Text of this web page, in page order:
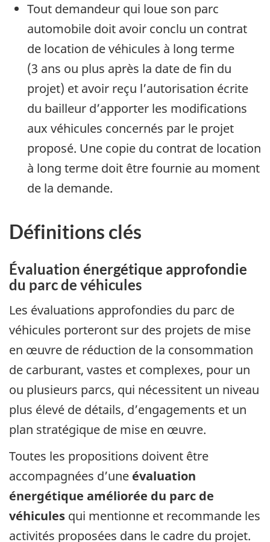
Tout demandeur qui loue son parc
automobile doit avoir conclu un contrat
de location de véhicules à long terme
(3 ans ou plus après la date de fin du
projet) et avoir reçu l’autorisation écrite
du bailleur d’apporter les modifications
aux véhicules concernés par le projet
proposé. Une copie du contrat de location
à long terme doit être fournie au moment
de la demande.
Définitions clés
Évaluation énergétique approfondie
du parc de véhicules
Les évaluations approfondies du parc de
véhicules porteront sur des projets de mise
en œuvre de réduction de la consommation
de carburant, vastes et complexes, pour un
ou plusieurs parcs, qui nécessitent un niveau
plus élevé de détails, d’engagements et un
plan stratégique de mise en œuvre.
Toutes les propositions doivent être
accompagnées d’une évaluation
énergétique améliorée du parc de
véhicules qui mentionne et recommande les
activités proposées dans le cadre du projet.